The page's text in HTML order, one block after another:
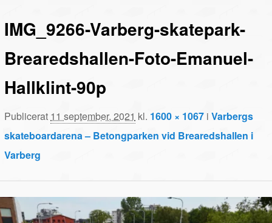
INNEHÅLL
INNEHÅLL
IMG_9266-Varberg-skatepark-
Brearedshallen-Foto-Emanuel-
Hallklint-90p
Publicerat 11 september, 2021 kl. 1600 × 1067 iVarbergs
skateboardarena – Betongparken vid Brearedshallen i
Varberg